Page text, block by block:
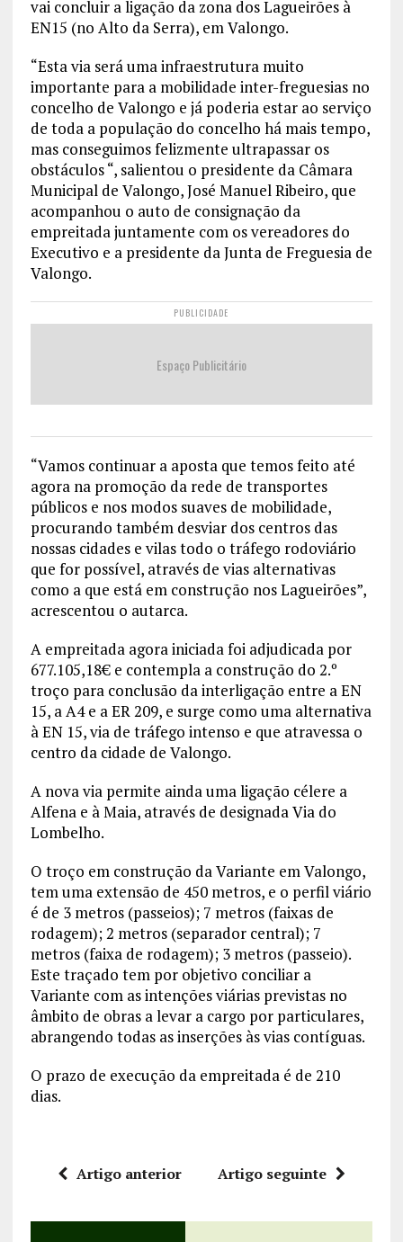
vai concluir a ligação da zona dos Lagueirões à
EN15 (no Alto da Serra), em Valongo.
“Esta via será uma infraestrutura muito
importante para a mobilidade inter-freguesias no
concelho de Valongo e já poderia estar ao serviço
de toda a população do concelho há mais tempo,
mas conseguimos felizmente ultrapassar os
obstáculos “, salientou o presidente da Câmara
Municipal de Valongo, José Manuel Ribeiro, que
acompanhou o auto de consignação da
empreitada juntamente com os vereadores do
Executivo e a presidente da Junta de Freguesia de
Valongo.
PUBLICIDADE
Espaço Publicitário
“Vamos continuar a aposta que temos feito até
agora na promoção da rede de transportes
públicos e nos modos suaves de mobilidade,
procurando também desviar dos centros das
nossas cidades e vilas todo o tráfego rodoviário
que for possível, através de vias alternativas
como a que está em construção nos Lagueirões”,
acrescentou o autarca.
A empreitada agora iniciada foi adjudicada por
677.105,18€ e contempla a construção do 2.º
troço para conclusão da interligação entre a EN
15, a A4 e a ER 209, e surge como uma alternativa
à EN 15, via de tráfego intenso e que atravessa o
centro da cidade de Valongo.
A nova via permite ainda uma ligação célere a
Alfena e à Maia, através de designada Via do
Lombelho.
O troço em construção da Variante em Valongo,
tem uma extensão de 450 metros, e o perfil viário
é de 3 metros (passeios); 7 metros (faixas de
rodagem); 2 metros (separador central); 7
metros (faixa de rodagem); 3 metros (passeio).
Este traçado tem por objetivo conciliar a
Variante com as intenções viárias previstas no
âmbito de obras a levar a cargo por particulares,
abrangendo todas as inserções às vias contíguas.
O prazo de execução da empreitada é de 210
dias.
Artigo anterior Artigo seguinte